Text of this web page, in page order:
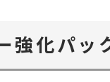
強化パッ